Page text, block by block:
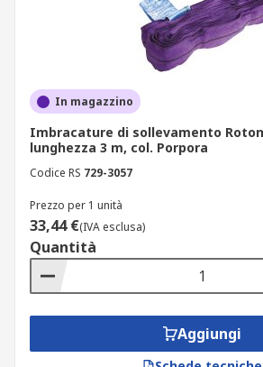
In magazzino
Imbracature di sollevamento
lunghezza 3 m, col. Porpora
Codice RS 729-3057
Prezzo per 1 unità
33,44 €(IVA esclusa)
Quantità
Aggiungi